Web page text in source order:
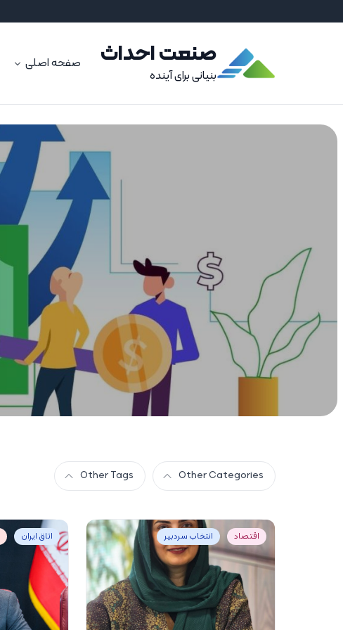
صنعت احداث
بنیانی برای آینده
صفحه اصلی
Other Categories
Other Tags
اقتصاد انتخاب سردبیر اتاق ایران